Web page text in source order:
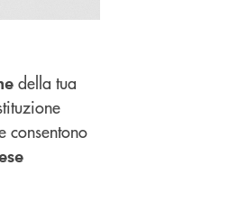
della tua
consentono